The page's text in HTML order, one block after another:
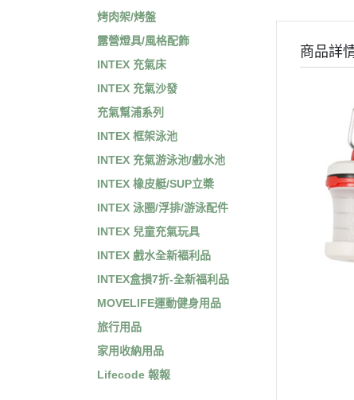
烤肉架/烤盤
露營燈具/風格配飾
INTEX 充氣床
INTEX 充氣沙發
充氣幫浦系列
INTEX 框架泳池
INTEX 充氣游泳池/戲水池
INTEX 橡皮艇/SUP立槳
INTEX 泳圈/浮排/游泳配件
INTEX 兒童充氣玩具
INTEX 戲水全新褔利品
INTEX盒損7折-全新福利品
MOVELIFE運動健身用品
旅行用品
家用收納用品
Lifecode 報報
商品詳